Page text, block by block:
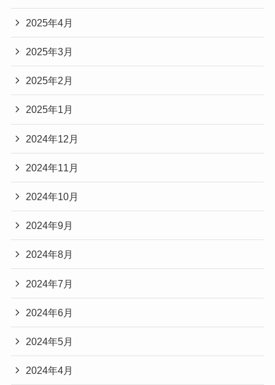
2025年4月
2025年3月
2025年2月
2025年1月
2024年12月
2024年11月
2024年10月
2024年9月
2024年8月
2024年7月
2024年6月
2024年5月
2024年4月